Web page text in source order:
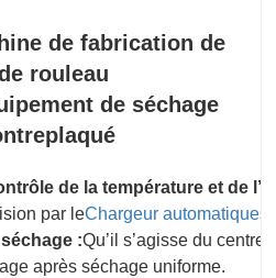
de fabrication de
rouleau
de séchage
de la température et de
par leChargeur automatique
:Qu’il s’agisse du
après séchage uniforme.